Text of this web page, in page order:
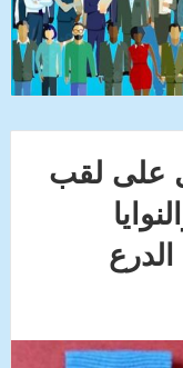
على لقب